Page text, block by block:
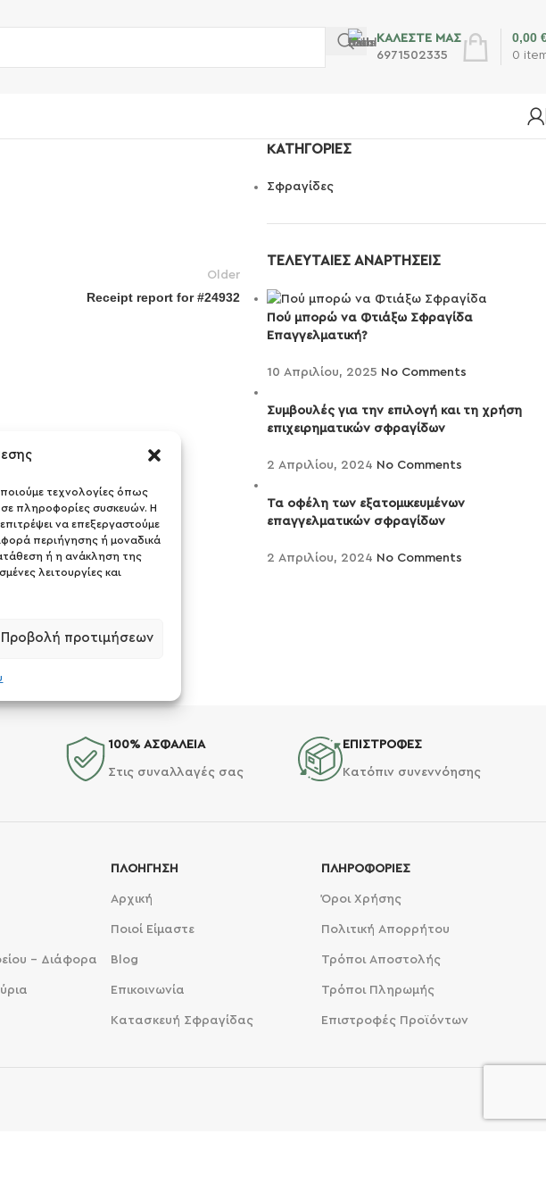
τεχνολογίες όπως
πληροφορίες συσκευών. Η
να επεξεργαστούμε
περιήγησης ή μοναδικά
ή η ανάκληση της
λειτουργίες και
Προβολή προτιμήσεων
ΚΑΛΕΣΤΕ ΜΑΣ
6971502335
0
0,00
Older
Receipt report for #24932
KΑΤΗΓΟΡΊΕΣ
Σφραγίδες
ΤΕΛΕΥΤΑΙΕΣ ΑΝΑΡΤΗΣΕΙΣ
Πού μπορώ να Φτιάξω Σφραγίδα
Επαγγελματική?
10 Απριλίου, 2025 No Comments
Συμβουλές για την επιλογή και τη χρήση
επιχειρηματικών σφραγίδων
2 Απριλίου, 2024 No Comments
Τα οφέλη των εξατομικευμένων
επαγγελματικών σφραγίδων
2 Απριλίου, 2024 No Comments
100% ΑΣΦΑΛΕΙΑ
Στις συναλλαγές σας
ΕΠΙΣΤΡΟΦΕΣ
Κατόπιν συνεννόησης
- Διάφορα
ΠΛΟΗΓΗΣΗ
Αρχική
Ποιοί Είμαστε
Blog
Επικοινωνία
Κατασκευή Σφραγίδας
ΠΛΗΡΟΦΟΡΙΕΣ
Όροι Χρήσης
Πολιτική Απορρήτου
Τρόποι Αποστολής
Τρόποι Πληρωμής
Επιστροφές Προϊόντων